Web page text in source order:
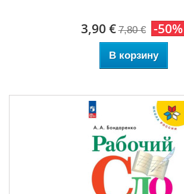
3,90 € 7,80 € -50%
В корзину